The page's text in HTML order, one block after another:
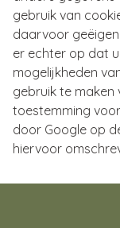
gebruik van
daarvoor
er echter op dat
mogelijkheden
gebruik te maken
toestemming
door Google op
hiervoor